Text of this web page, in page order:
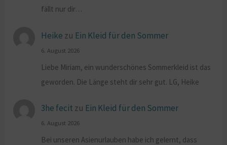
fällt nur dir…
Heike zu Ein Kleid für den Sommer
6. August 2026
Liebe Miriam, ein wunderschönes Sommerkleid ist das
geworden. Die Länge steht dir sehr gut. LG, Heike
3he fecit zu Ein Kleid für den Sommer
6. August 2026
Bei unseren Asienurlauben habe ich gelernt, dass